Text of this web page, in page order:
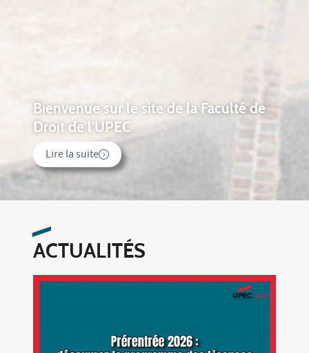
Découvrez la plaquette
de la Faculté de droit
Lire la suite
ACTUALITÉS